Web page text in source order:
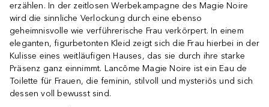
erzählen. In der zeitlosen Werbekampagne des Magie Noire
wird die sinnliche Verlockung durch eine ebenso
geheimnisvolle wie verführerische Frau verkörpert. In einem
eleganten, figurbetonten Kleid zeigt sich die Frau hierbei in der
Kulisse eines weitläufigen Hauses, das sie durch ihre starke
Präsenz ganz einnimmt. Lancôme Magie Noire ist ein Eau de
Toilette für Frauen, die feminin, stilvoll und mysteriös und sich
dessen voll bewusst sind.